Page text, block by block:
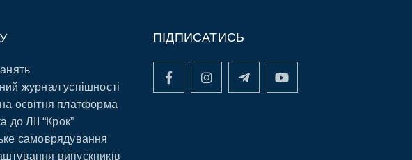
журнал успішності
освітня платформа
до ЛІІ “Крок”
самоврядування
випускників
ПІДПИСАТИСЬ